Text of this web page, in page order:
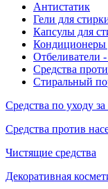
Антистатик
Гели для
Капсулы для
Кондиционеры
Отбеливатели
Средства
Стиральный
Средства по уходу
Средства против
Чистящие средства
Декоративная